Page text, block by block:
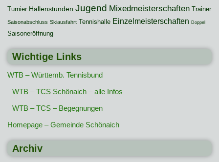
Turnier Hallenstunden Jugend Mixedmeisterschaften Trainer
Saisonabschluss Skiausfahrt Tennishalle Einzelmeisterschaften Doppel
Saisoneröffnung
Wichtige Links
WTB – Württemb. Tennisbund
WTB – TCS Schönaich – alle Infos
WTB – TCS – Begegnungen
Homepage – Gemeinde Schönaich
Archiv